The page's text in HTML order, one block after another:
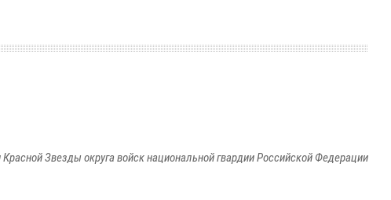
Звезды округа войск национальной гвардии Российской Федерации